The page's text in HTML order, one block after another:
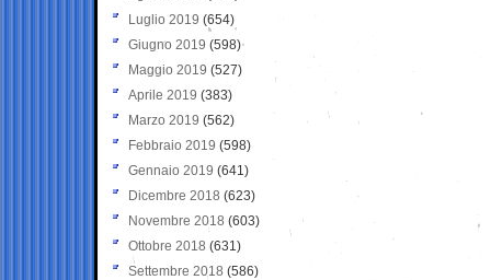
Luglio 2019 (654)
Giugno 2019 (598)
Maggio 2019 (527)
Aprile 2019 (383)
Marzo 2019 (562)
Febbraio 2019 (598)
Gennaio 2019 (641)
Dicembre 2018 (623)
Novembre 2018 (603)
Ottobre 2018 (631)
Settembre 2018 (586)